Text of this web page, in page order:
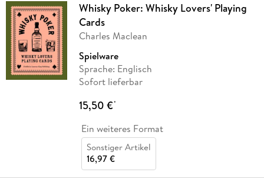
Whisky Poker: Whisky Lovers' Playing
Cards
Charles Maclean
Spielware
Sprache: Englisch
Sofort lieferbar
15,50 €*
Ein weiteres Format
Sonstiger Artikel
16,97 €